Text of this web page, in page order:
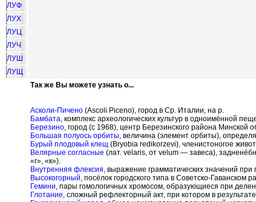
ЛУФ
ЛУХ
ЛУЦ
ЛУЧ
ЛУШ
ЛУЩ
Так же Вы можете узнать о...
Асколи-Пичено (Ascoli Piceno), город в Ср. Италии, на р.
Бамбата, комплекс археологических культур в одноимённой
Березино, город (с 1968), центр Березинского района Минской
Большая полуось орбиты, величина (элемент орбиты),
Бурый плодовый клещ (Bryobia redikorzevi), членистоногое
Велярные согласные (лат. velaris, от velum — завеса),
«г», «к»).
Внутренняя флексия, выражение грамматических значений
Высокогорный, посёлок городского типа в Советско-Гаванском
Гемини, пары гомологичных хромосом, образующиеся при
Глотание, сложный рефлекторный акт, при котором в